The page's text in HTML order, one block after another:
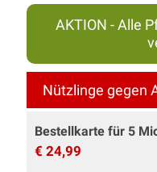
AKTION - Alle
Nützlinge gegen
Bestellkarte für 5
€ 24,99